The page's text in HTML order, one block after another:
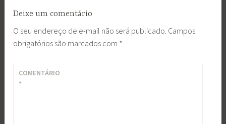
Deixe um comentário
O seu endereço de e-mail não será publicado. Campos
obrigatórios são marcados com *
COMENTÁRIO
*